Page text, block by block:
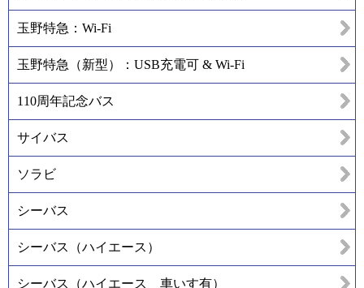
玉野特急：Wi-Fi
玉野特急（新型）：USB充電可 & Wi-Fi
110周年記念バス
サイバス
ソラビ
シーバス
シーバス（ハイエース）
シーバス（ハイエース 車いす有）